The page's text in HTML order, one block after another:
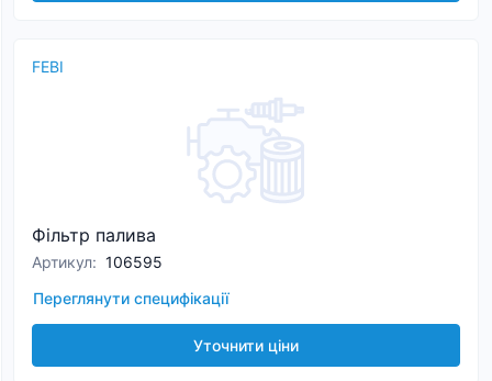
FEBI
Фільтр палива
Артикул: 106595
Переглянути специфікації
Уточнити ціни